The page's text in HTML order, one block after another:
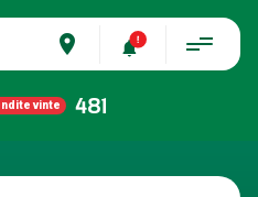
place
vinte 481